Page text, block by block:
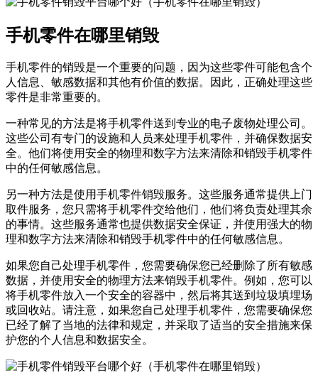
手机零件在哪里销毁
手机零件的销毁是一个重要的问题，因为这些零件可能包含个
人信息、敏感数据和其他有价值的数据。因此，正确处理这些
零件是非常重要的。
一种常见的方法是将手机零件送到专业的电子废物处理公司。
这些公司有专门的设施和人员来处理手机零件，并确保数据安
全。他们将使用安全的物理和数字方法来清除和销毁手机零件
中的任何敏感信息。
另一种方法是使用手机零件销毁服务。这些服务通常提供上门
取件服务，您只需将手机零件交给他们，他们将负责处理其余
的事情。这些服务通常也提供数据安全保证，并使用强大的物
理和数字方法来清除和销毁手机零件中的任何敏感信息。
如果您自己处理手机零件，您需要确保您已经删除了所有敏感
数据，并使用安全的物理方法来销毁手机零件。例如，您可以
将手机零件放入一个安全的容器中，然后将其送到垃圾填埋场
或回收站。请注意，如果您自己处理手机零件，您需要确保您
已经了解了当地的法律和规定，并采取了适当的安全措施来保
护您的个人信息和数据安全。